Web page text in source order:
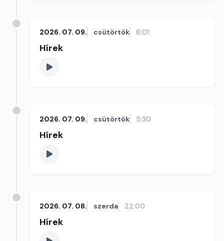
2026. 07. 09. csütörtök 6:01
Hírek
2026. 07. 09. csütörtök 5:30
Hírek
2026. 07. 08. szerda 22:00
Hírek